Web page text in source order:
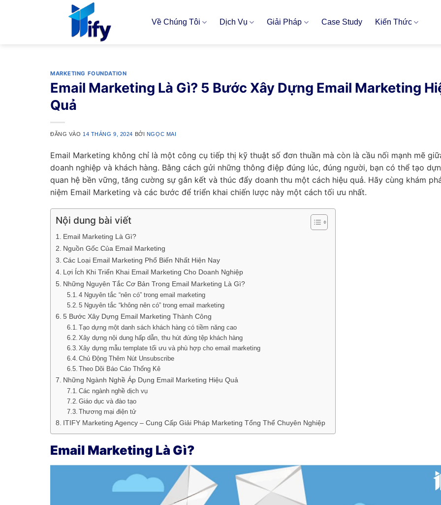
Về Chúng Tôi Dịch Vụ Giải Pháp Case Study Kiến Thức
MARKETING FOUNDATION
Email Marketing Là Gì? 5 Bước Xây Dựng Email Marketing
Quả
ĐĂNG VÀO 14 THÁNG 9, 2024 BỞI NGỌC MAI
Email Marketing không chỉ là một công cụ tiếp thị kỹ thuật số đơn thuần mà còn là cầu nối mạnh mẽ
doanh nghiệp và khách hàng. Bằng cách gửi những thông điệp đúng lúc, đúng người, bạn có thể tạo
quan hệ bền vững, tăng cường sự gắn kết và thúc đẩy doanh thu một cách hiệu quả. Hãy cùng khám
niệm Email Marketing và các bước để triển khai chiến lược này một cách tối ưu nhất.
Nội dung bài viết
Email Marketing Là Gì?
Nguồn Gốc Của Email Marketing
Các Loại Email Marketing Phổ Biến Nhất Hiện Nay
Lợi Ích Khi Triển Khai Email Marketing Cho Doanh Nghiệp
Những Nguyên Tắc Cơ Bản Trong Email Marketing Là Gì?
4 Nguyên tắc “nên có” trong email marketing
5 Nguyên tắc “không nên có” trong email marketing
5 Bước Xây Dựng Email Marketing Thành Công
Tạo dựng một danh sách khách hàng có tiềm năng cao
Xây dựng nội dung hấp dẫn, thu hút đúng tệp khách hàng
Xây dựng mẫu template tối ưu và phù hợp cho email marketing
Chủ Động Thêm Nút Unsubscribe
Theo Dõi Báo Cáo Thống Kê
Những Ngành Nghề Áp Dụng Email Marketing Hiệu Quả
Các ngành nghề dịch vụ
Giáo dục và đào tạo
Thương mại điện tử
ITIFY Marketing Agency – Cung Cấp Giải Pháp Marketing Tổng Thể Chuyên Nghiệp
Email Marketing Là Gì?